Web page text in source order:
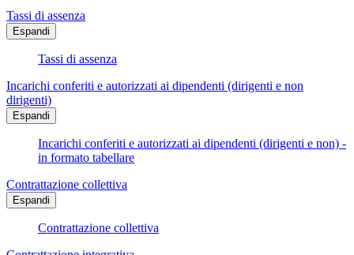
Tassi di assenza
Espandi
Tassi di assenza
Incarichi conferiti e autorizzati ai dipendenti (dirigenti e non
dirigenti)
Espandi
Incarichi conferiti e autorizzati ai dipendenti (dirigenti e non) -
in formato tabellare
Contrattazione collettiva
Espandi
Contrattazione collettiva